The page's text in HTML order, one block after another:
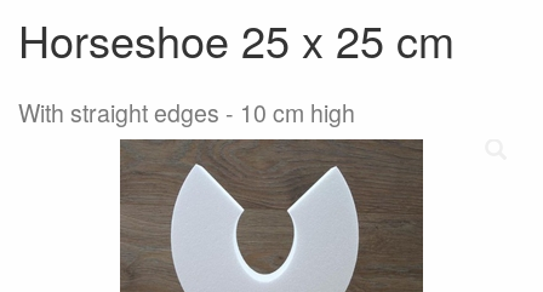
Horseshoe 25 x 25 cm
With straight edges - 10 cm high